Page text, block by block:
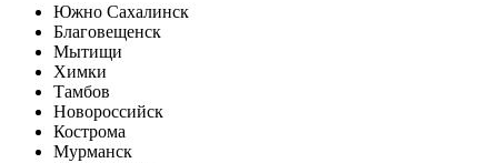
Южно Сахалинск
Благовещенск
Мытищи
Химки
Тамбов
Новороссийск
Кострома
Мурманск